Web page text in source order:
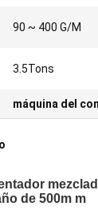
90 ~ 400 G/M
3.5Tons
máquina del
de 500m m